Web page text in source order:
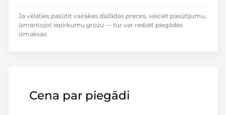
Cena par piegādi
Ja vēlaties pasūtīt vairākas dažādas preces, veiciet pasūtījumu,
izmantojot iepirkumu grozu — tur var redzēt piegādes
izmaksas.